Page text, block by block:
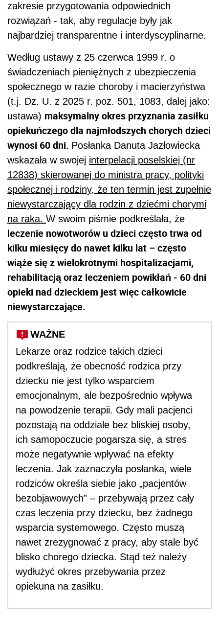
zakresie przygotowania odpowiednich
rozwiązań - tak, aby regulacje były jak
najbardziej transparentne i interdyscyplinarne.
Według ustawy z 25 czerwca 1999 r. o
świadczeniach pieniężnych z ubezpieczenia
społecznego w razie choroby i macierzyństwa
(t.j. Dz. U. z 2025 r. poz. 501, 1083, dalej jako:
ustawa) maksymalny okres przyznania zasiłku
opiekuńczego dla najmłodszych chorych dzieci
wynosi 60 dni. Posłanka Danuta Jazłowiecka
wskazała w swojej interpelacji poselskiej (nr
12838) skierowanej do ministra pracy, polityki
społecznej i rodziny, że ten termin jest zupełnie
niewystarczający dla rodzin z dziećmi chorymi
na raka. W swoim piśmie podkreślała, że
leczenie nowotworów u dzieci często trwa od
kilku miesięcy do nawet kilku lat – często
wiąże się z wielokrotnymi hospitalizacjami,
rehabilitacją oraz leczeniem powikłań - 60 dni
opieki nad dzieckiem jest więc całkowicie
niewystarczające.
WAŻNE
Lekarze oraz rodzice takich dzieci
podkreślają, że obecność rodzica przy
dziecku nie jest tylko wsparciem
emocjonalnym, ale bezpośrednio wpływa
na powodzenie terapii. Gdy mali pacjenci
pozostają na oddziale bez bliskiej osoby,
ich samopoczucie pogarsza się, a stres
może negatywnie wpływać na efekty
leczenia. Jak zaznaczyła posłanka, wiele
rodziców określa siebie jako „pacjentów
bezobjawowych” – przebywają przez cały
czas leczenia przy dziecku, bez żadnego
wsparcia systemowego. Często muszą
nawet zrezygnować z pracy, aby stale być
blisko chorego dziecka. Stąd też należy
wydłużyć okres przebywania przez
opiekuna na zasiłku.